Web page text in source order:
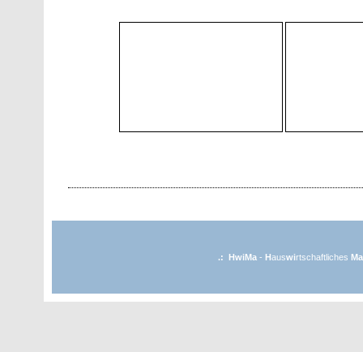
.: HwiMa - Hauswirtschaftliches Ma